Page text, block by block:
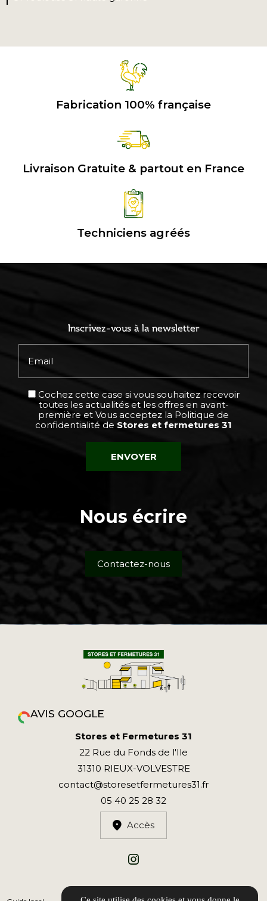
Fabrication 100% française
Livraison Gratuite & partout en France
Techniciens agréés
Inscrivez-vous à la newsletter
Email
Cochez cette case si vous souhaitez recevoir
toutes les actualités et les offres en avant-
première et Vous acceptez la Politique de
confidentialité de Stores et fermetures 31
Nous écrire
Contactez-nous
AVIS GOOGLE
Stores et Fermetures 31
22 Rue du Fonds de l'Ile
31310 RIEUX-VOLVESTRE
contact@storesetfermetures31.fr
05 40 25 28 32
Accès